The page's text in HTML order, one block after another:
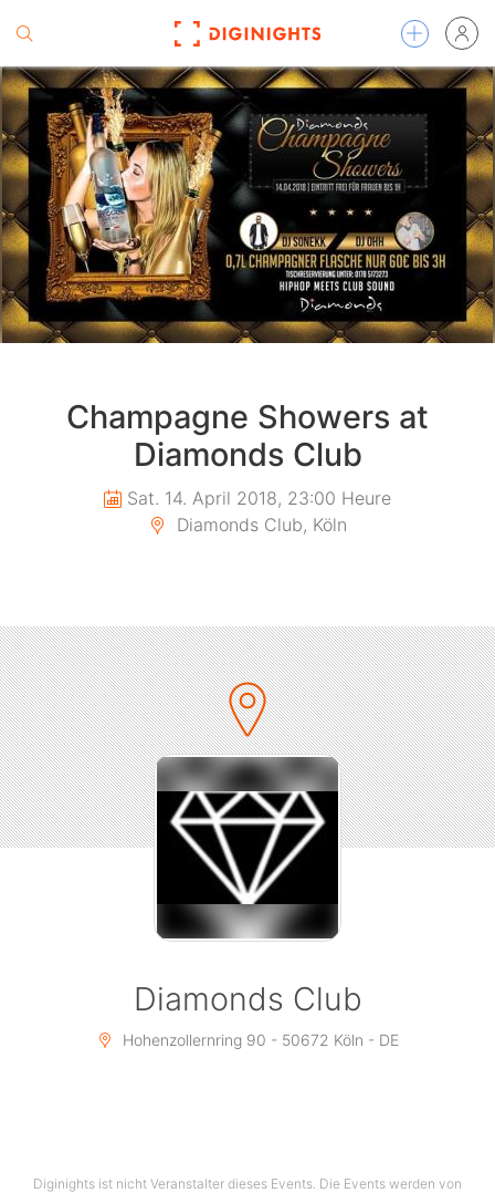
Champagne Showers at
Diamonds Club
Sat. 14. April 2018, 23:00 Heure
Diamonds Club, Köln
Diamonds Club
Hohenzollernring 90 - 50672 Köln - DE
Diginights ist nicht Veranstalter dieses Events. Die Events werden von